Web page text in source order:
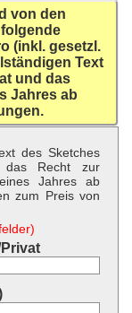
von den
(inkl. gesetzl.
Text
und das
Jahres ab
des Sketches
das Recht zur
Jahres ab
zum Preis von